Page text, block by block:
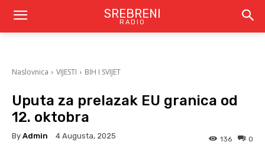
SREBRENI
RADIO
Naslovnica VIJESTI BIH I SVIJET
Uputa za prelazak EU granica od
12. oktobra
By Admin 4 Augusta, 2025 0
136